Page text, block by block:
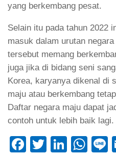
yang berkembang pesat.
Selain itu pada tahun 2022
masuk dalam urutan
tersebut memang
juga jika di bidang seni
Korea, karyanya dikenal di
maju atau berkembang
Daftar negara maju dapat
contoh untuk lebih baik lagi.
Facebook
Twitter